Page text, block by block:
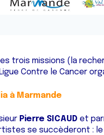
trois missions (la
Contre le Cancer
à Marmande
Pierre SICAUD et
se succèderont :